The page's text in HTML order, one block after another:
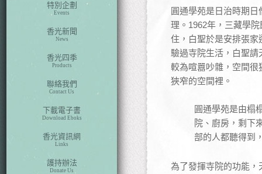
特別企劃
Events
香光新聞
News
香光四季
Products
聯絡我們
Contact Us
下載電子書
Download Eboks
香光資訊網
Links
護持辦法
Donate Us
圓通學苑是日治時期
理。1962年，三藏學
住，白聖於是安排張
驗過寺院生活，白聖
較為喧囂吵雜，空間
狹窄的空間裡。
圓通學苑是由榻
院、廚房，剩下
部的人都聽得到
為了發揮寺院的功能